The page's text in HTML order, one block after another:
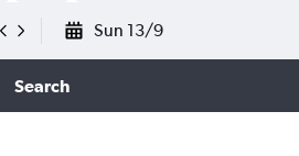
Sun 13/9
Search